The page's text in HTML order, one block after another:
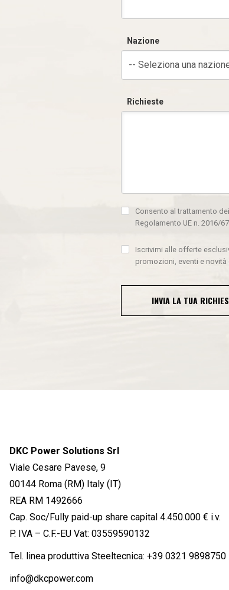
Nazione
-- Seleziona una
Richieste
Consento al trattamento
Regolamento UE n. 2016/
Iscrivimi alle offerte
promozioni, eventi e novità
INVIA LA TUA
DKC Power Solutions Srl
Viale Cesare Pavese, 9
00144 Roma (RM) Italy (IT)
REA RM 1492666
Cap. Soc/Fully paid-up share capital 4.450.000 € i.v.
P. IVA – C.F.-EU Vat: 03559590132
Tel. linea produttiva Steeltecnica: +39 0321 9898750
info@dkcpower.com